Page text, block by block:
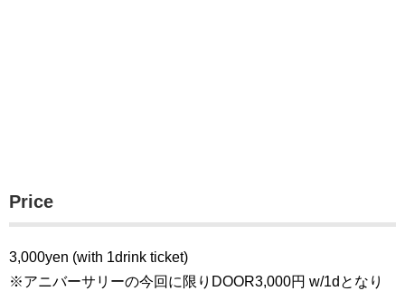
Price
3,000yen (with 1drink ticket)
※アニバーサリーの今回に限りDOOR3,000円 w/1dとなり